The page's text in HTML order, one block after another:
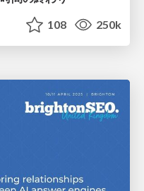
108 250k